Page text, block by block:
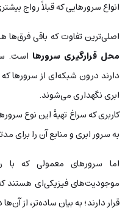
انواع سرورهایی که قبلاً رواج
اصلی‌ترین تفاوت که باقی
محل قرارگیری سرورها است.
دارند درون شبکه‌ای از سرورها
ابری نگهداری می‌شوند.
کاربری که سراغ تهیۀ این نوع
به سرور ابری و منابع آن را
اما سرورهای معمولی که با
موجودیت‌های فیزیکی‌ای هستند
قرار دارند؛ به بیان ساده‌تر، از